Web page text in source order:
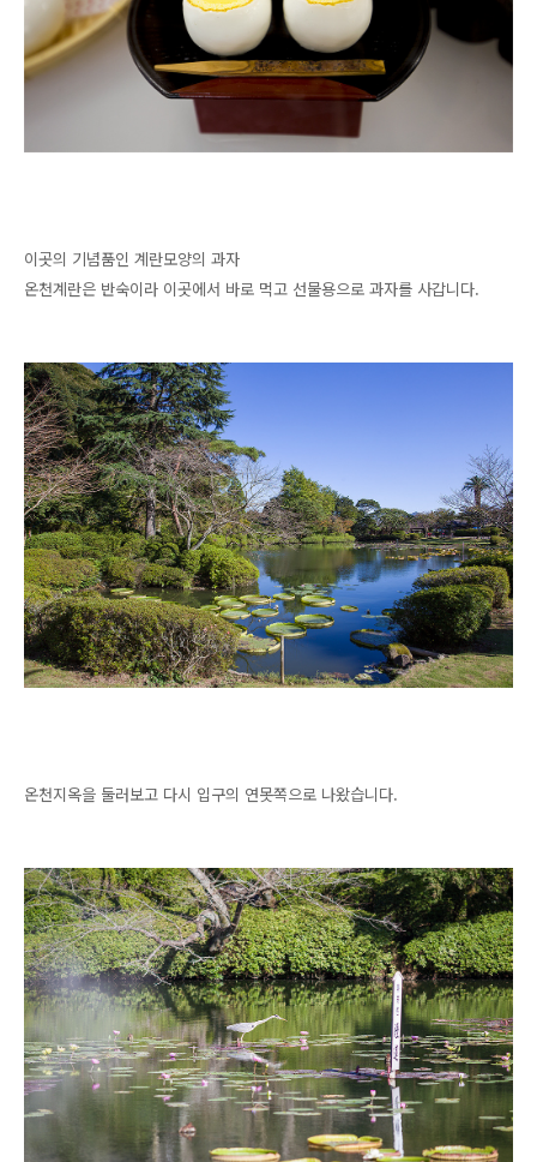
이곳의 기념품인 계란모양의 과자
온천계란은 반숙이라 이곳에서 바로 먹고 선물용으로 과자를 사갑니다.
온천지옥을 둘러보고 다시 입구의 연못쪽으로 나왔습니다.